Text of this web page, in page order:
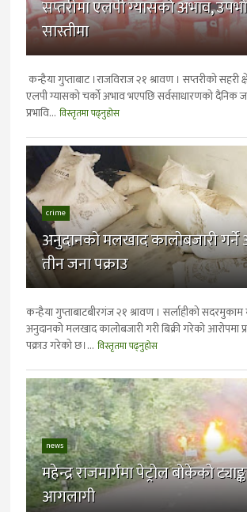
सप्तरीमा एलपी ग्यासको अभाव,
सास्तीमा
कन्हैया गुप्ताबाट ।राजविराज २१ श्रावण । सप्तरीको सहरी
एलपी ग्यासको चर्को अभाव भएपछि सर्वसाधारणको दैनिक
प्रभावि... विस्तृतमा पढ्नुहोस
crime
अनुदानको मलखाद कालोबजारी गर्ने
तीन जना पक्राउ
कन्हैया गुप्ताबाटबीरगंज २१ श्रावण । सर्लाहीको सदरमुकाम
अनुदानको मलखाद कालोबजारी गरी बिक्री गरेको आरोपमा
पक्राउ गरेको छ।... विस्तृतमा पढ्नुहोस
news
महेन्द्र राजमार्गमा पेट्रोल बोकेको
आगलागी